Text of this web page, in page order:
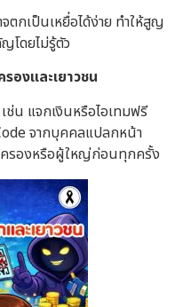
จตกเป็นเหยื่อได้ง่าย ทำให้สูญ
โดยไม่รู้ตัว
องและเยาวชน
ช่น แจกเงินหรือไอเทมฟรี
จากบุคคลแปลกหน้า
รองหรือผู้ใหญ่ก่อนทุกครั้ง